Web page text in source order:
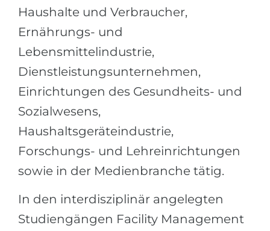
Haushalte und Verbraucher,
Ernährungs- und
Lebensmittelindustrie,
Dienstleistungsunternehmen,
Einrichtungen des Gesundheits- und
Sozialwesens,
Haushaltsgeräteindustrie,
Forschungs- und Lehreinrichtungen
sowie in der Medienbranche tätig.
In den interdisziplinär angelegten
Studiengängen Facility Management